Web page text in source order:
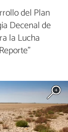
del Plan
Decenal de
la Lucha